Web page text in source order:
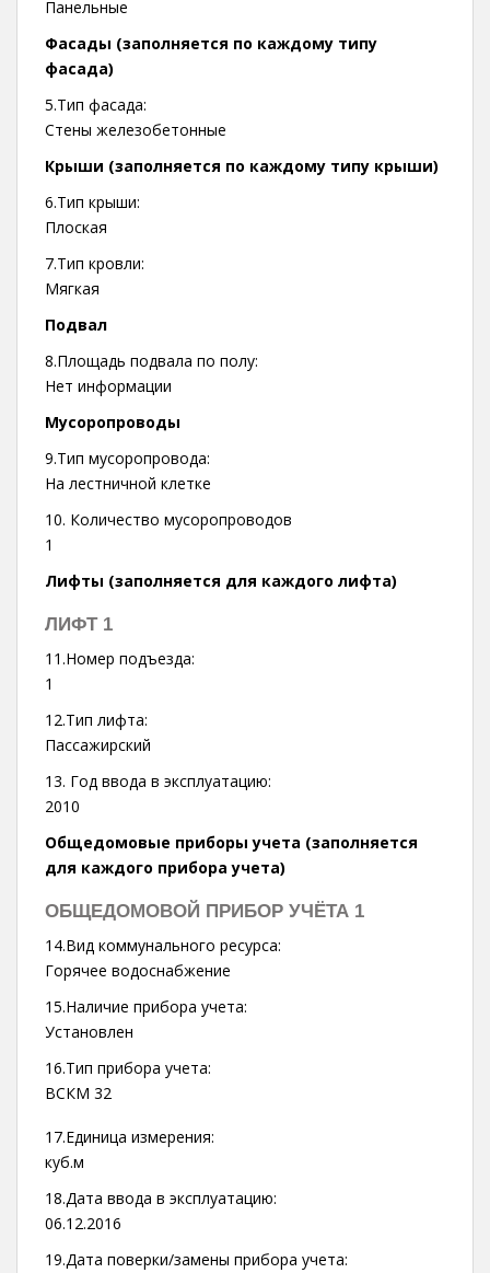
Панельные
Фасады (заполняется по каждому типу
фасада)
5.Тип фасада:
Стены железобетонные
Крыши (заполняется по каждому типу крыши)
6.Тип крыши:
Плоская
7.Тип кровли:
Мягкая
Подвал
8.Площадь подвала по полу:
Нет информации
Мусоропроводы
9.Тип мусоропровода:
На лестничной клетке
10. Количество мусоропроводов
1
Лифты (заполняется для каждого лифта)
ЛИФТ 1
11.Номер подъезда:
1
12.Тип лифта:
Пассажирский
13. Год ввода в эксплуатацию:
2010
Общедомовые приборы учета (заполняется
для каждого прибора учета)
ОБЩЕДОМОВОЙ ПРИБОР УЧЁТА 1
14.Вид коммунального ресурса:
Горячее водоснабжение
15.Наличие прибора учета:
Установлен
16.Тип прибора учета:
ВСКМ 32
17.Единица измерения:
куб.м
18.Дата ввода в эксплуатацию:
06.12.2016
19.Дата поверки/замены прибора учета: